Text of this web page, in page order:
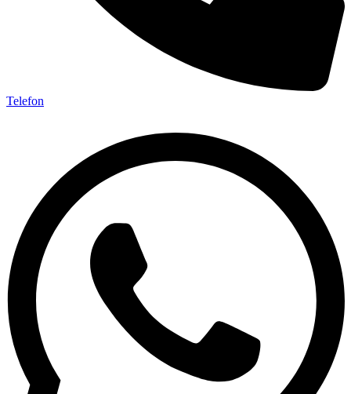
Telefon